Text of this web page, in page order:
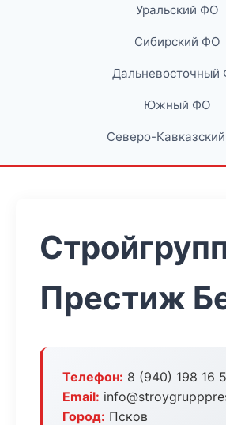
Уральский ФО
Сибирский ФО
Дальневосточный
Южный ФО
Северо-
Престиж
Телефон: 8 (940) 198 16
Email:
Город: Псков